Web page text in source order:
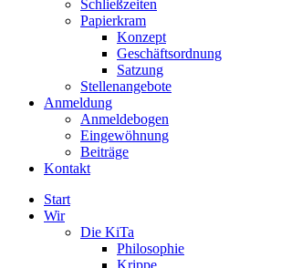
Schließzeiten
Papierkram
Konzept
Geschäftsordnung
Satzung
Stellenangebote
Anmeldung
Anmeldebogen
Eingewöhnung
Beiträge
Kontakt
Start
Wir
Die KiTa
Philosophie
Krippe